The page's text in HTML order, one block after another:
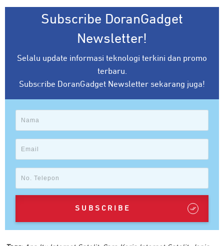
Subscribe DoranGadget
Newsletter!
Selalu update informasi teknologi terkini dan promo
terbaru.
Subscribe DoranGadget Newsletter sekarang juga!
SUBSCRIBE